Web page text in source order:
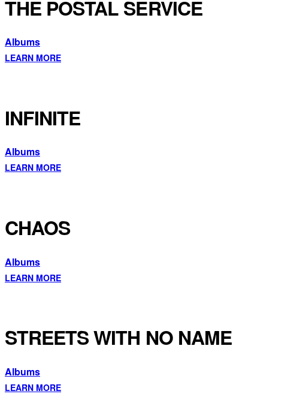
THE POSTAL SERVICE
Albums
LEARN MORE
INFINITE
Albums
LEARN MORE
CHAOS
Albums
LEARN MORE
STREETS WITH NO NAME
Albums
LEARN MORE